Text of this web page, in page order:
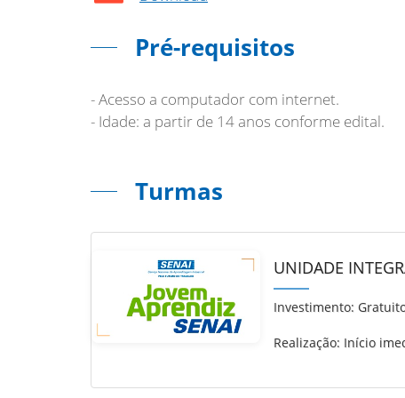
Pré-requisitos
- Acesso a computador com internet.
- Idade: a partir de 14 anos conforme edital.
Turmas
UNIDADE
Investimento:
Realização: Início